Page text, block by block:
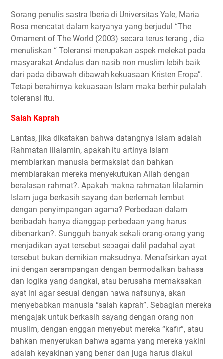
Sorang penulis sastra Iberia di Universitas Yale, Maria
Rosa mencatat dalam karyanya yang berjudul “The
Ornament of The World (2003) secara terus terang , dia
menuliskan “ Toleransi merupakan aspek melekat pada
masyarakat Andalus dan nasib non muslim lebih baik
dari pada dibawah dibawah kekuasaan Kristen Eropa”.
Tetapi berahirnya kekuasaan Islam maka berhir pulalah
toleransi itu.
Salah Kaprah
Lantas, jika dikatakan bahwa datangnya Islam adalah
Rahmatan lilalamin, apakah itu artinya Islam
membiarkan manusia bermaksiat dan bahkan
membiarakan mereka menyekutukan Allah dengan
beralasan rahmat?. Apakah makna rahmatan lilalamin
Islam juga berkasih sayang dan berlemah lembut
dengan penyimpangan agama? Perbedaan dalam
beribadah hanya dianggap perbedaan yang harus
dibenarkan?. Sungguh banyak sekali orang-orang yang
menjadikan ayat tersebut sebagai dalil padahal ayat
tersebut bukan demikian maksudnya. Menafsirkan ayat
ini dengan serampangan dengan bermodalkan bahasa
dan logika yang dangkal, atau berusaha memaksakan
ayat ini agar sesuai dengan hawa nafsunya, akan
menyebabkan manusia “salah kaprah”. Sebagian mereka
mengajak untuk berkasih sayang dengan orang non
muslim, dengan enggan menyebut mereka “kafir”, atau
bahkan menyerukan bahwa agama yang mereka yakini
adalah keyakinan yang benar dan juga harus diakui